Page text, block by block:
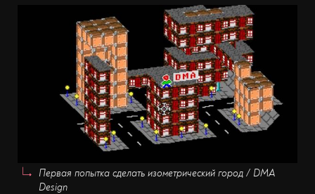
Первая попытка сделать изометрический город / DMA
Design